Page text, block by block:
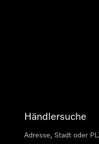
Händlersuche